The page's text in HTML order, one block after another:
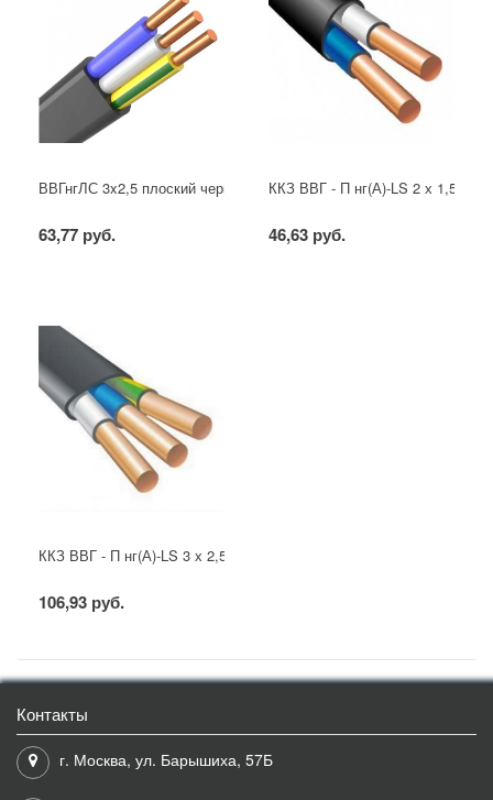
ВВГнгЛС 3x2,5 плоский черный
63,77 руб.
ККЗ ВВГ - П нг(А)-LS 2 х 1,5
46,63 руб.
ККЗ ВВГ - П нг(А)-LS 3 х 2,5 ГОСТ
106,93 руб.
Контакты
г. Москва, ул. Барышиха, 57Б